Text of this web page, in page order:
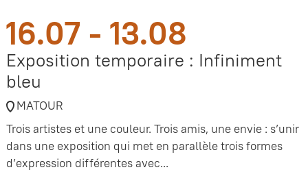
16.07 - 13.08
Exposition temporaire : Infiniment
bleu
MATOUR
Trois artistes et une couleur. Trois amis, une envie : s’unir
dans une exposition qui met en parallèle trois formes
d’expression différentes avec...